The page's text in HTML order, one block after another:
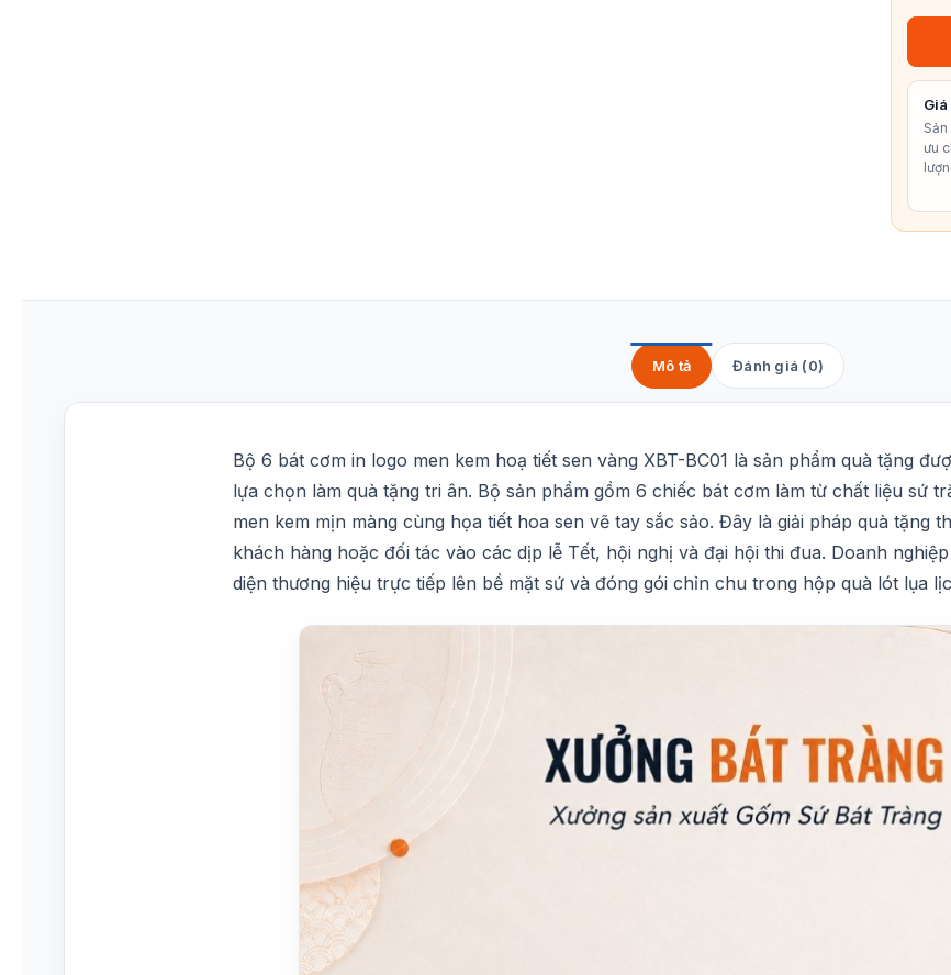
ưu
Mô tả Đánh giá (0)
Bộ 6 bát cơm in logo men kem hoạ tiết sen vàng XBT-BC01 là sản phẩm quà tặng
lựa chọn làm quà tặng tri ân. Bộ sản phẩm gồm 6 chiếc bát cơm làm từ chất liệu sứ
men kem mịn màng cùng họa tiết hoa sen vẽ tay sắc sảo. Đây là giải pháp quà tặng
khách hàng hoặc đối tác vào các dịp lễ Tết, hội nghị và đại hội thi đua. Doanh
diện thương hiệu trực tiếp lên bề mặt sứ và đóng gói chỉn chu trong hộp quà lót lụa